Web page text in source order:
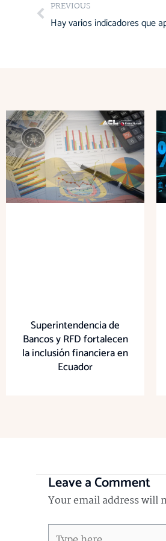
Prev
PREVIOUS
Superintendencia de
Bancos y RFD fortalecen
la inclusión financiera en
Ecuador
Leave a Comment
Your email address will
Type